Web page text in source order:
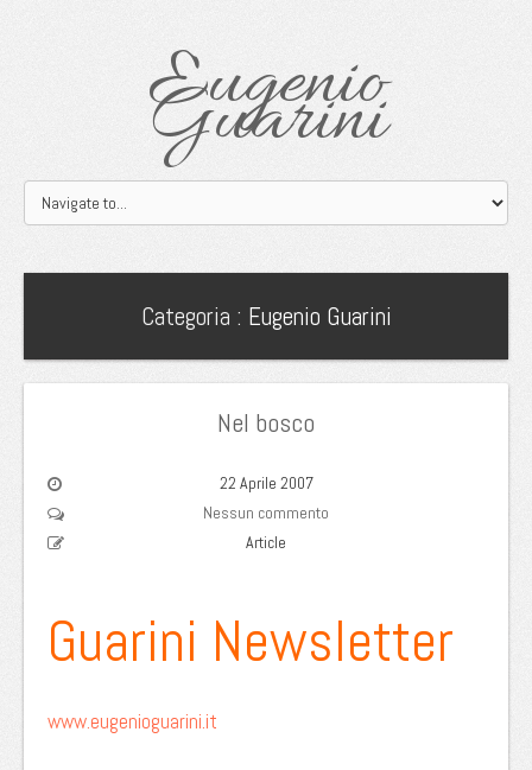
Eugenio
Guarini
Categoria : Eugenio Guarini
Nel bosco
22 Aprile 2007
Nessun commento
Article
Guarini Newsletter
www.eugenioguarini.it